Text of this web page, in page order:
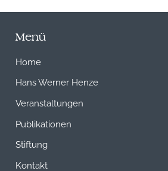
Menü
Home
Hans Werner Henze
Veranstaltungen
Publikationen
Stiftung
Kontakt